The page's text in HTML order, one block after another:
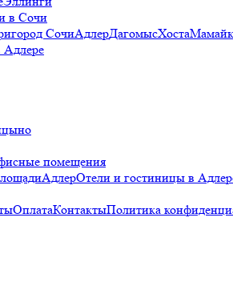
в Сочи
СочиАдлерДагомысХоста
Адлере
помещения
АдлерОтели и гостиницы в
ОплатаКонтактыПолитика